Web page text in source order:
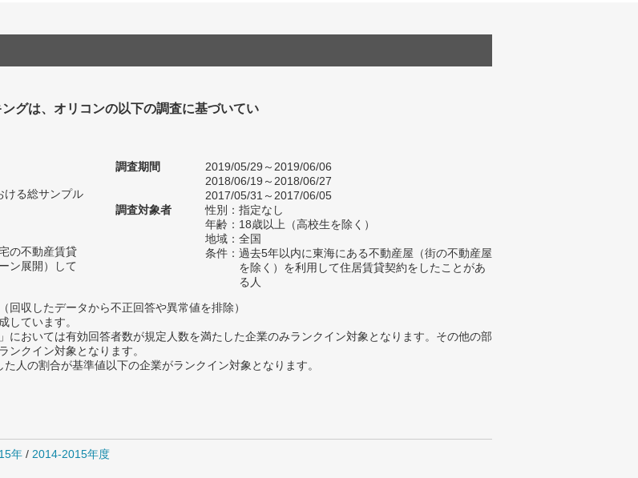
グは、オリコンの以下の調査に基づいてい
ける総サンプル
の不動産賃貸
ン展開）して
調査期間
2019/05/29～2019/06/06
2018/06/19～2018/06/27
2017/05/31～2017/06/05
調査対象者
性別：指定なし
年齢：18歳以上（高校生を除く）
地域：全国
条件：過去5年以内に東海にある不動産屋（街の不動産屋
を除く）を利用して住居賃貸契約をしたことがあ
る人
収したデータから不正回答や異常値を排除）
しています。
おいては有効回答者数が規定人数を満たした企業のみランクイン対象となります。その他の部
ンクイン対象となります。
人の割合が基準値以下の企業がランクイン対象となります。
年 / 2014-2015年度